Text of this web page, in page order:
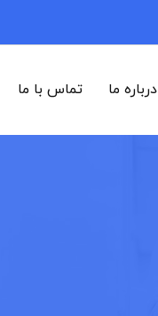
درباره ما تماس با ما